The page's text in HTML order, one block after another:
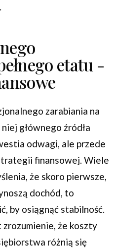
etatu -
zarabiania na
głównego źródła
odwagi, ale przede
finansowej. Wiele
że skoro pierwsze,
dochód, to
by osiągnąć stabilność.
że koszty
różnią się